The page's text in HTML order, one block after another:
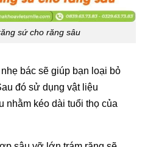
sứ cho răng sâu
bác sẽ giúp bạn loại bỏ
đó sử dụng vật liệu
nhằm kéo dài tuổi thọ của